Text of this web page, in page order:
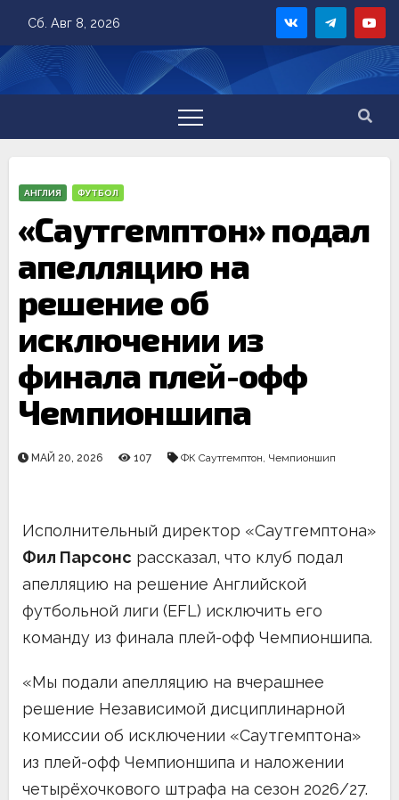
content
Сб. Авг 8, 2026
АНГЛИЯ ФУТБОЛ
«Саутгемптон» подал
апелляцию на
решение об
исключении из
финала плей-офф
Чемпионшипа
МАЙ 20, 2026 107 ФК Саутгемптон, Чемпионшип
Исполнительный директор «Саутгемптона»
Фил Парсонс рассказал, что клуб подал
апелляцию на решение Английской
футбольной лиги (EFL) исключить его
команду из финала плей-офф Чемпионшипа.
«Мы подали апелляцию на вчерашнее
решение Независимой дисциплинарной
комиссии об исключении «Саутгемптона»
из плей-офф Чемпионшипа и наложении
четырёхочкового штрафа на сезон 2026/27.